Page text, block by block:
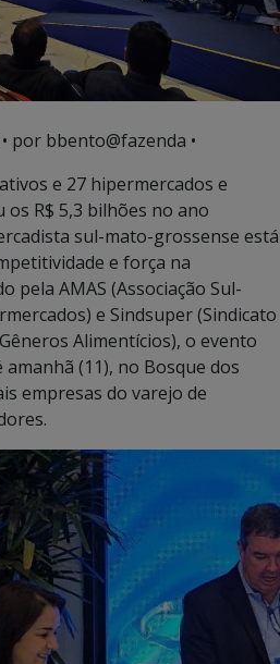
• por bbento@fazenda •
e 27 hipermercados e
R$ 5,3 bilhões no ano
sul-mato-grossense está
e força na
pela AMAS (Associação Sul-
e Sindsuper (Sindicato
Alimentícios), o evento
(11), no Bosque dos
empresas do varejo de